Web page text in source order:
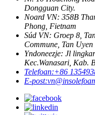
Dongguan City.
Noard VN: 358B
Phong, Fietnam
Súd VN: Groep 8,
Commune, Tan
Yndoneezje: Jl
Kec.Wanasari, Kab.
Telefoan:+86
E-post: